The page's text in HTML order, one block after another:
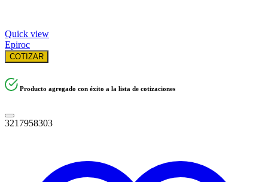
Quick view
Epiroc
COTIZAR
Producto agregado con éxito a la lista de cotizaciones
3217958303